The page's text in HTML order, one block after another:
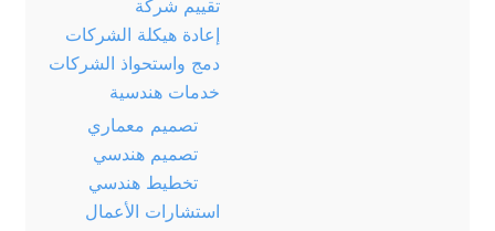
إعادة هيكلة الشركات
دمج واستحواذ الشركات
خدمات هندسية
تصميم معماري
تصميم هندسي
تخطيط هندسي
استشارات الأعمال